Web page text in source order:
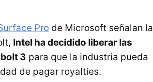
Pro de Microsoft señalan la
Intel ha decidido liberar las
3 para que la industria pueda
de pagar royalties.